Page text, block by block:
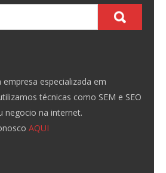
empresa especializada em
técnicas como SEM e SEO
negocio na internet.
AQUI